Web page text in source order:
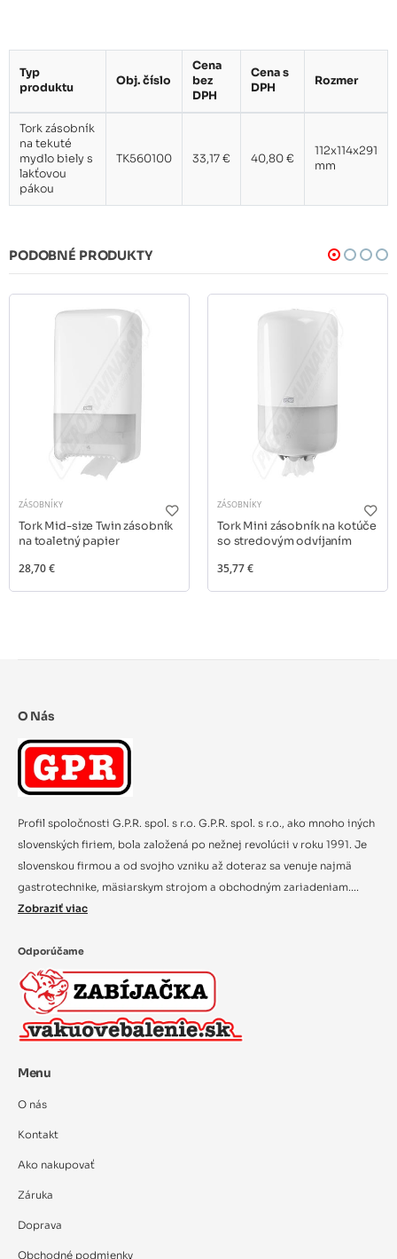
Typ
produktu
Obj. číslo
Cena
bez
DPH
Cena s
DPH
Rozmer
Tork zásobník
na tekuté
mydlo biely s
lakťovou
pákou
TK560100 33,17 € 40,80 €
112x114x291
mm
PODOBNÉ PRODUKTY
ZÁSOBNÍKY
Tork Mid-size Twin zásobník
na toaletný papier
28,70 €
ZÁSOBNÍKY
Tork Mini zásobník na kotúče
so stredovým odvíjaním
35,77 €
O Nás
Profil spoločnosti G.P.R. spol. s r.o. G.P.R. spol. s r.o., ako mnoho iných
slovenských firiem, bola založená po nežnej revolúcii v roku 1991. Je
slovenskou firmou a od svojho vzniku až doteraz sa venuje najmä
gastrotechnike, mäsiarskym strojom a obchodným zariadeniam....
Zobraziť viac
Odporúčame
Menu
O nás
Kontakt
Ako nakupovať
Záruka
Doprava
Obchodné podmienky